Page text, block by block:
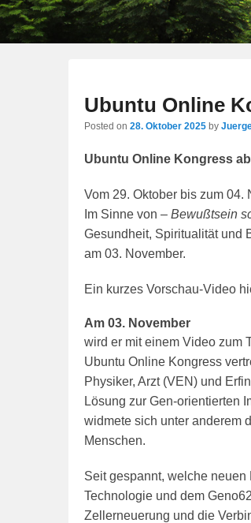
Ubuntu Online
Posted on 28. Oktober 2025 by
Ubuntu Online Kongress
Vom 29. Oktober bis zum 04.
Im Sinne von – Bewußtsein
Gesundheit, Spiritualität und
am 03. November.
Ein kurzes Vorschau-Video
Am 03. November
wird er mit einem Video zum
Ubuntu Online Kongress
Physiker, Arzt (VEN) und
Lösung zur Gen-orientierten
widmete sich unter anderem
Menschen.
Seit gespannt, welche
Technologie und dem
Zellerneuerung und die